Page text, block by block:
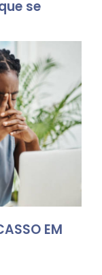
se
EM